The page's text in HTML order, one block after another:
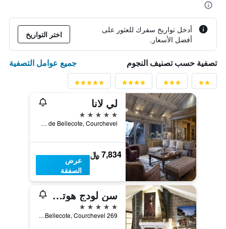
أدخل تواريخ سفرك للعثور على
أفضل الأسعار.
اختر التواريخ
تصفية حسب تصنيف النجوم جميع عوامل التصفية
لي لانا
5 نجوم
Route de Bellecote, Courchevel, إقايم سافوا, فرنسا
7,834 ﷼
عرض
الصفقة
سن لودج هوتل كورشيفيل 1850
5 نجوم
269 Rue De Bellecote, Courchevel, إقايم سافوا, فرنسا